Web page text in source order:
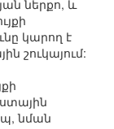
ներքո, և
կարող է
շուկայում:
նման